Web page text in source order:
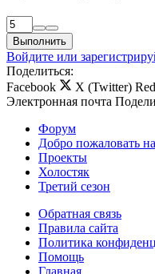
Выполнить
Войдите или
Поделиться:
Facebook
X (Twitter)
Электронная почта
Форум
Добро пожаловать
Проекты
Холостяк
Третий сезон
Обратная связь
Правила сайта
Политика
Помощь